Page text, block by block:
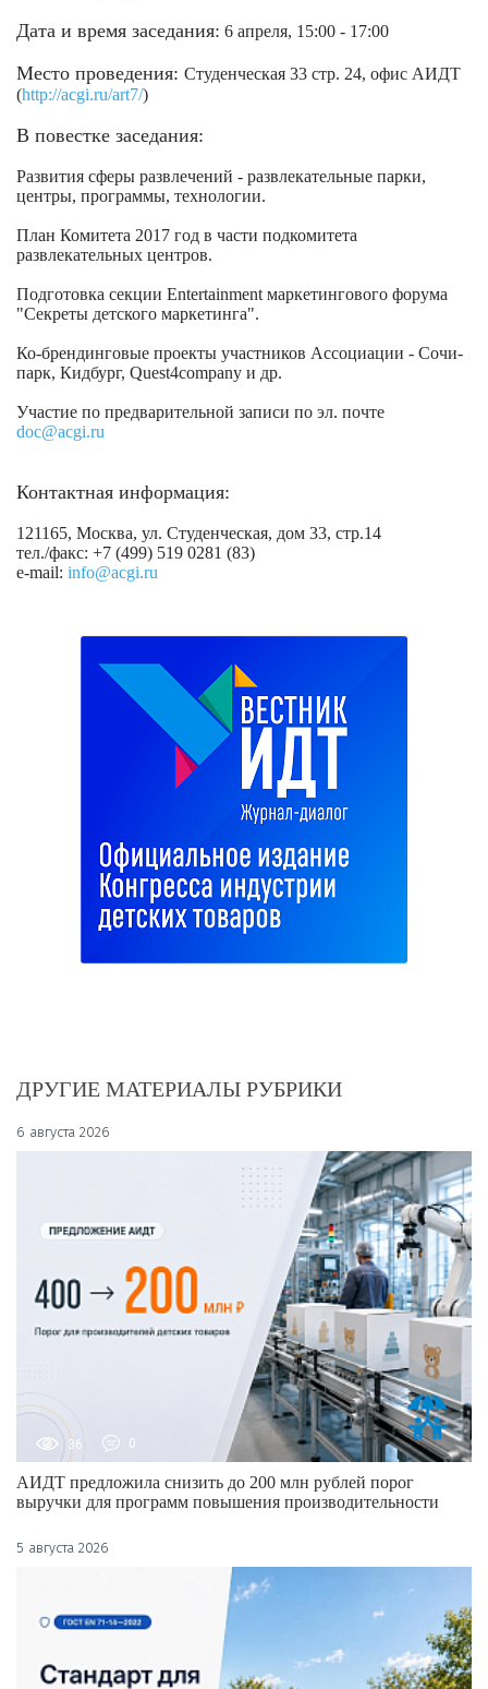
Дата и время заседания: 6 апреля, 15:00 - 17:00
Место проведения: Студенческая 33 стр. 24, офис АИДТ
(http://acgi.ru/art7/)
В повестке заседания:
Развития сферы развлечений - развлекательные парки,
центры, программы, технологии.
План Комитета 2017 год в части подкомитета
развлекательных центров.
Подготовка секции Entertainment маркетингового форума
"Секреты детского маркетинга".
Ко-брендинговые проекты участников Ассоциации - Сочи-
парк, Кидбург, Quest4company и др.
Участие по предварительной записи по эл. почте
doc@acgi.ru
Контактная информация:
121165, Москва, ул. Студенческая, дом 33, стр.14
тел./факс: +7 (499) 519 0281 (83)
e-mail: info@acgi.ru
ДРУГИЕ МАТЕРИАЛЫ РУБРИКИ
6 августа 2026
36 0
АИДТ предложила снизить до 200 млн рублей порог
выручки для программ повышения производительности
5 августа 2026